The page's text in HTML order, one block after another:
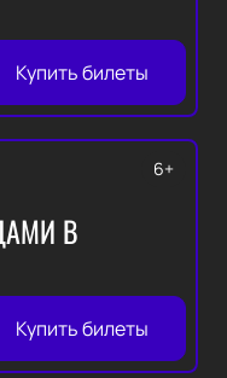
Купить билеты
В
6+
Купить билеты